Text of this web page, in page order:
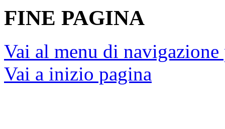
Camera dei deputati ©
Social media policy
Privacy
Mappa del sito